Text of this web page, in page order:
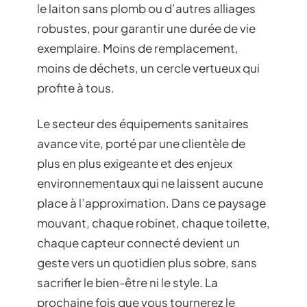
le laiton sans plomb ou d’autres alliages
robustes, pour garantir une durée de vie
exemplaire. Moins de remplacement,
moins de déchets, un cercle vertueux qui
profite à tous.
Le secteur des équipements sanitaires
avance vite, porté par une clientèle de
plus en plus exigeante et des enjeux
environnementaux qui ne laissent aucune
place à l’approximation. Dans ce paysage
mouvant, chaque robinet, chaque toilette,
chaque capteur connecté devient un
geste vers un quotidien plus sobre, sans
sacrifier le bien-être ni le style. La
prochaine fois que vous tournerez le